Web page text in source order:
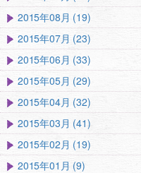
2015年08月 (19)
2015年07月 (23)
2015年06月 (33)
2015年05月 (29)
2015年04月 (32)
2015年03月 (41)
2015年02月 (19)
2015年01月 (9)